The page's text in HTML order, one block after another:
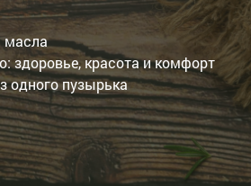
масла
здоровье, красота и комфорт
одного пузырька